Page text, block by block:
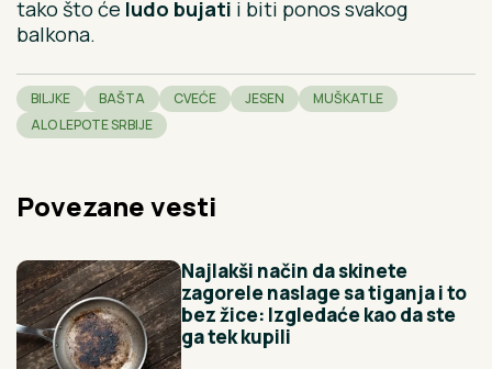
tako što će ludo bujati i biti ponos svakog
balkona.
BILJKE BAŠTA CVEĆE JESEN
MUŠKATLE
ALO LEPOTE SRBIJE
Povezane vesti
Najlakši način da skinete
zagorele naslage sa tiganja i to
bez žice: Izgledaće kao da ste
ga tek kupili